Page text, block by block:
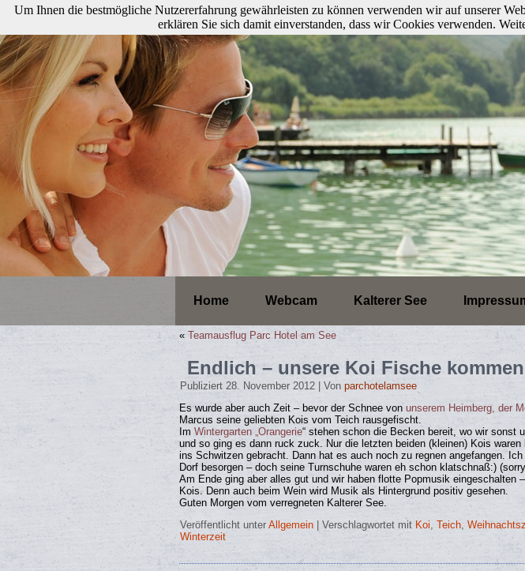
Home Webcam Kalterer See
« Teamausflug Parc Hotel am See
Endlich – unsere Koi Fische
Publiziert 28. November 2012 Von parchotelamsee
Es wurde aber auch Zeit – bevor der Schnee von unserem Heimberg, der
Marcus seine geliebten Kois vom Teich rausgefischt.
Im Wintergarten „Orangerie“ stehen schon die Becken bereit, wo wir sonst
und so ging es dann ruck zuck. Nur die letzten beiden (kleinen) Kois
ins Schwitzen gebracht. Dann hat es auch noch zu regnen angefangen.
Dorf besorgen – doch seine Turnschuhe waren eh schon klatschnaß:)
Am Ende ging aber alles gut und wir haben flotte Popmusik eingeschalten
Kois. Denn auch beim Wein wird Musik als Hintergrund positiv gesehen.
Guten Morgen vom verregneten Kalterer See.
Veröffentlicht unter Allgemein Verschlagwortet mit Koi, Teich,
Winterzeit
Um Ihnen die bestmögliche Nutzererfahrung gewährleisten zu können verwenden wir auf unserer
erklären Sie sich damit einverstanden, dass wir Cookies verwenden.